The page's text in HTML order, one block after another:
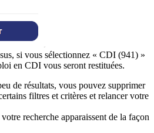
si vous sélectionnez « CDI (941) »
en CDI vous seront restituées.
de résultats, vous pouvez supprimer
filtres et critères et relancer votre
recherche apparaissent de la façon